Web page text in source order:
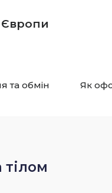
Європи
та обмін Як